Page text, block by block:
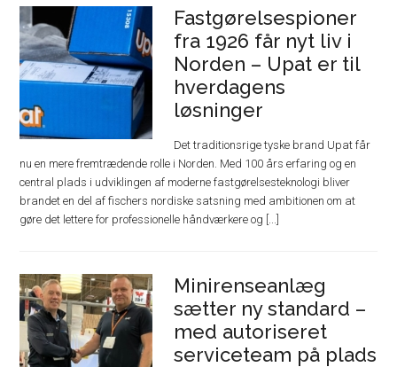
Fastgørelsespioner
fra 1926 får nyt liv i
Norden – Upat er til
hverdagens
løsninger
Det traditionsrige tyske brand Upat får
nu en mere fremtrædende rolle i Norden. Med 100 års erfaring og en
central plads i udviklingen af moderne fastgørelsesteknologi bliver
brandet en del af fischers nordiske satsning med ambitionen om at
gøre det lettere for professionelle håndværkere og [...]
Minirenseanlæg
sætter ny standard –
med autoriseret
serviceteam på plads